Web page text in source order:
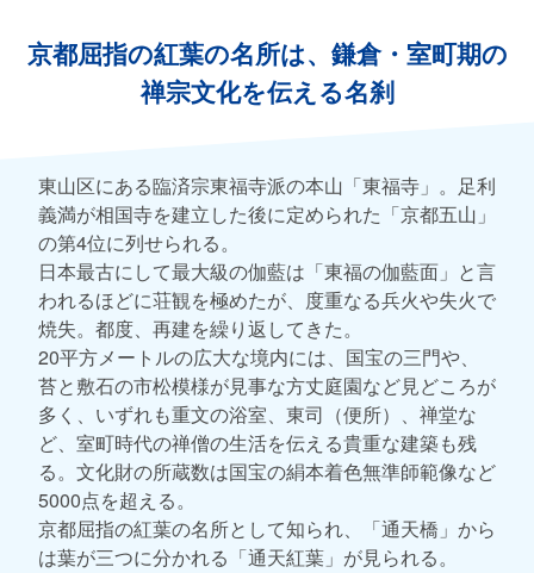
京都屈指の紅葉の名所は、鎌倉・室町期の
禅宗文化を伝える名刹
東山区にある臨済宗東福寺派の本山「東福寺」。足利
義満が相国寺を建立した後に定められた「京都五山」
の第4位に列せられる。
日本最古にして最大級の伽藍は「東福の伽藍面」と言
われるほどに荘観を極めたが、度重なる兵火や失火で
焼失。都度、再建を繰り返してきた。
20平方メートルの広大な境内には、国宝の三門や、
苔と敷石の市松模様が見事な方丈庭園など見どころが
多く、いずれも重文の浴室、東司（便所）、禅堂な
ど、室町時代の禅僧の生活を伝える貴重な建築も残
る。文化財の所蔵数は国宝の絹本着色無準師範像など
5000点を超える。
京都屈指の紅葉の名所として知られ、「通天橋」から
は葉が三つに分かれる「通天紅葉」が見られる。